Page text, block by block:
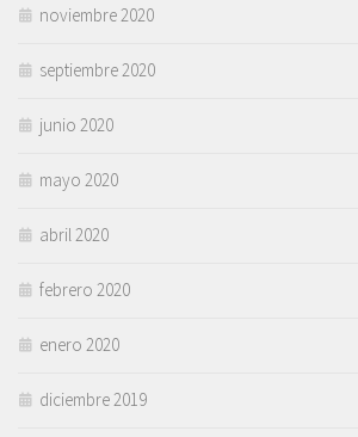
noviembre 2020
septiembre 2020
junio 2020
mayo 2020
abril 2020
febrero 2020
enero 2020
diciembre 2019